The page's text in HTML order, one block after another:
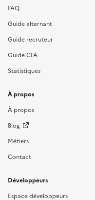
FAQ
Guide alternant
Guide recruteur
Guide CFA
Statistiques
À propos
À propos
Blog
Métiers
Contact
Développeurs
Espace développeurs